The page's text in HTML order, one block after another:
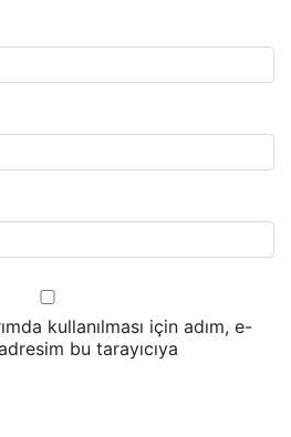
kullanılması için adım, e-
bu tarayıcıya